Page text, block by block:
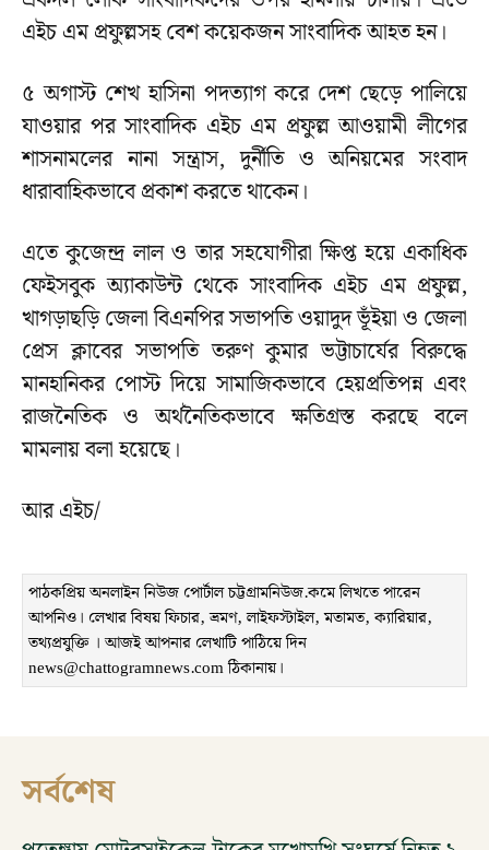
এইচ এম প্রফুল্লসহ বেশ কয়েকজন সাংবাদিক আহত হন।
৫ অগাস্ট শেখ হাসিনা পদত্যাগ করে দেশ ছেড়ে পালিয়ে
যাওয়ার পর সাংবাদিক এইচ এম প্রফুল্ল আওয়ামী লীগের
শাসনামলের নানা সন্ত্রাস, দুর্নীতি ও অনিয়মের সংবাদ
ধারাবাহিকভাবে প্রকাশ করতে থাকেন।
এতে কুজেন্দ্র লাল ও তার সহযোগীরা ক্ষিপ্ত হয়ে একাধিক
ফেইসবুক অ্যাকাউন্ট থেকে সাংবাদিক এইচ এম প্রফুল্ল,
খাগড়াছড়ি জেলা বিএনপির সভাপতি ওয়াদুদ ভূঁইয়া ও জেলা
প্রেস ক্লাবের সভাপতি তরুণ কুমার ভট্টাচার্যের বিরুদ্ধে
মানহানিকর পোস্ট দিয়ে সামাজিকভাবে হেয়প্রতিপন্ন এবং
রাজনৈতিক ও অর্থনৈতিকভাবে ক্ষতিগ্রস্ত করছে বলে
মামলায় বলা হয়েছে।
আর এইচ/
পাঠকপ্রিয় অনলাইন নিউজ পোর্টাল চট্টগ্রামনিউজ.কমে লিখতে পারেন
আপনিও। লেখার বিষয় ফিচার, ভ্রমণ, লাইফস্টাইল, মতামত, ক্যারিয়ার,
তথ্যপ্রযুক্তি । আজই আপনার লেখাটি পাঠিয়ে দিন
news@chattogramnews.com ঠিকানায়।
সর্বশেষ